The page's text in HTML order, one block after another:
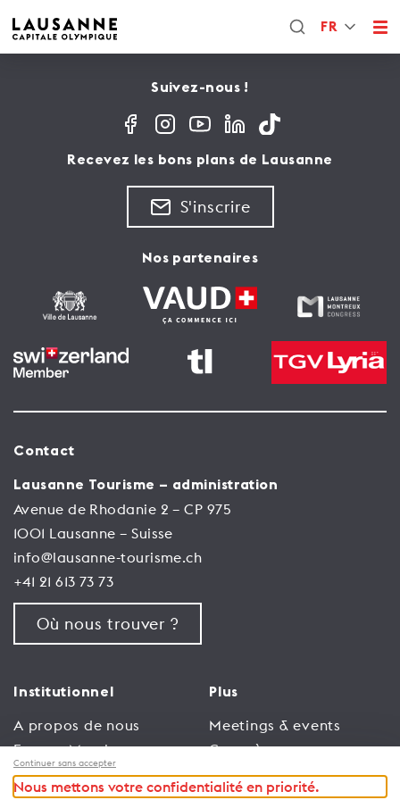
FR
Suivez-nous !
Recevez les bons plans de Lausanne
S'inscrire
Nos partenaires
Contact
Lausanne Tourisme – administration
Avenue de Rhodanie 2 – CP 975
1001 Lausanne – Suisse
info@lausanne-tourisme.ch
+41 21 613 73 73
Où nous trouver ?
Institutionnel
A propos de nous
Espace Membres
Emploi
Plus
Meetings & events
Congrès
Trade
Continuer sans accepter
Nous mettons votre confidentialité en priorité.